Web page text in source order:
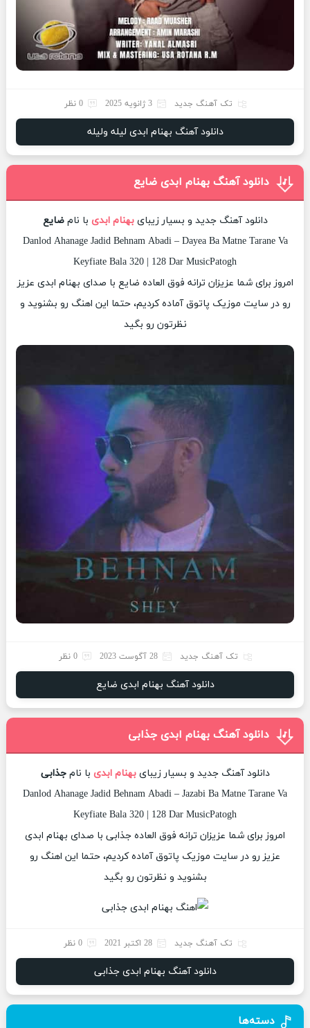
تک آهنگ جدید 3 ژانویه 2025 0 نظر
دانلود آهنگ بهنام ابدی لیله ولیله
دانلود آهنگ بهنام ابدی ضایع
دانلود آهنگ جدید و بسیار زیبایبهنام ابدی با نامضایع
Danlod Ahanage Jadid Behnam Abadi – Dayea Ba Matne Tarane Va
Keyfiate Bala 320 | 128 Dar MusicPatogh
امروز برای شما عزیزان ترانه فوق العاده ضایع با صدای بهنام ابدی عزیز
رو در سایت موزیک پاتوق آماده کردیم، حتما این اهنگ رو بشنوید و
نظرتون رو بگید
تک آهنگ جدید 28 آگوست 2023 0 نظر
دانلود آهنگ بهنام ابدی ضایع
دانلود آهنگ بهنام ابدی جذابی
دانلود آهنگ جدید و بسیار زیبایبهنام ابدی با نامجذابی
Danlod Ahanage Jadid Behnam Abadi – Jazabi Ba Matne Tarane Va
Keyfiate Bala 320 | 128 Dar MusicPatogh
امروز برای شما عزیزان ترانه فوق العاده جذابی با صدای بهنام ابدی
عزیز رو در سایت موزیک پاتوق آماده کردیم، حتما این اهنگ رو
بشنوید و نظرتون رو بگید
تک آهنگ جدید 28 اکتبر 2021 0 نظر
دانلود آهنگ بهنام ابدی جذابی
دسته‌ها